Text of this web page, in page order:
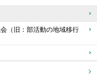
（旧：部活動の地域移行